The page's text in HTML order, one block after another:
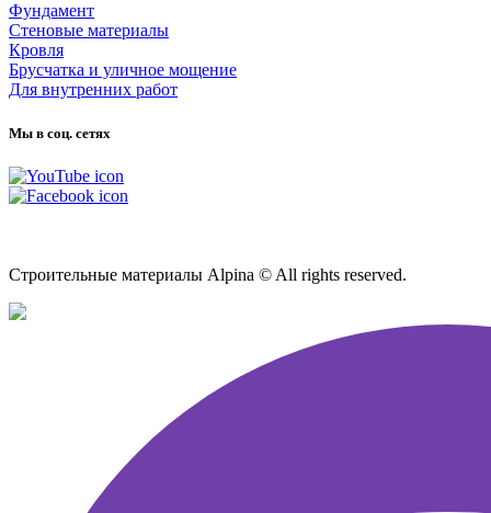
Фундамент
Стеновые материалы
Кровля
Брусчатка и уличное мощение
Для внутренних работ
Мы в соц. сетях
Строительные материалы Alpina © All rights reserved.